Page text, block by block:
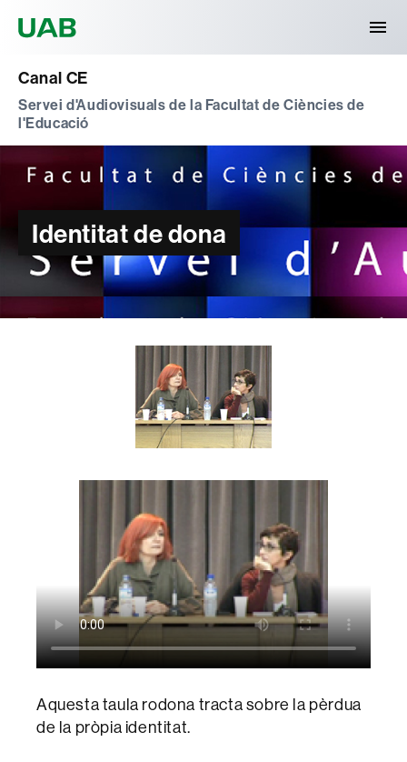
Canal CE
Servei d'Audiovisuals de la Facultat de Ciències de
l'Educació
Identitat de dona
Aquesta taula rodona tracta sobre la pèrdua
de la pròpia identitat.